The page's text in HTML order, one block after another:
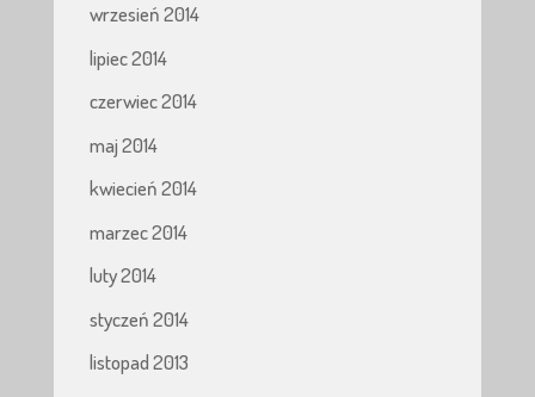
wrzesień 2014
lipiec 2014
czerwiec 2014
maj 2014
kwiecień 2014
marzec 2014
luty 2014
styczeń 2014
listopad 2013